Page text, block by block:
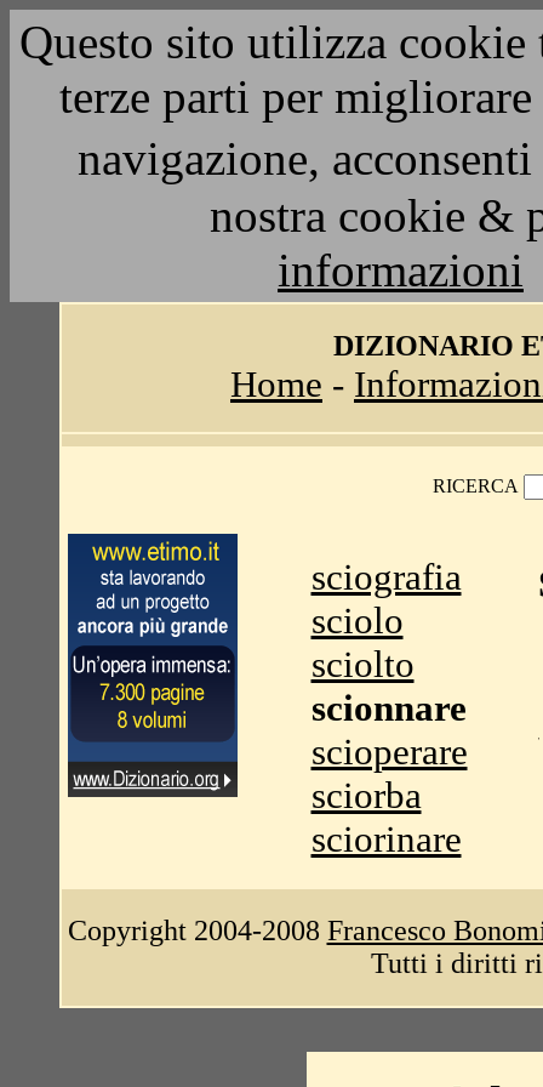
Questo sito utilizza
terze parti per
navigazione,
nostra cookie &
informazioni
DIZIONARIO
Home -
RICERCA
sciografia
sciolo
sciolto
scionnare
scioperare
sciorba
sciorinare
Copyright 2004-2008 Francesco
Tutti i diritti